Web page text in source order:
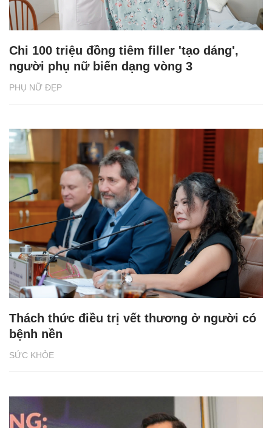
PHỤ NỮ ĐẸP
Chi 100 triệu đồng tiêm filler 'tạo dáng',
người phụ nữ biến dạng vòng 3
SỨC KHỎE
Thách thức điều trị vết thương ở người có
bệnh nền